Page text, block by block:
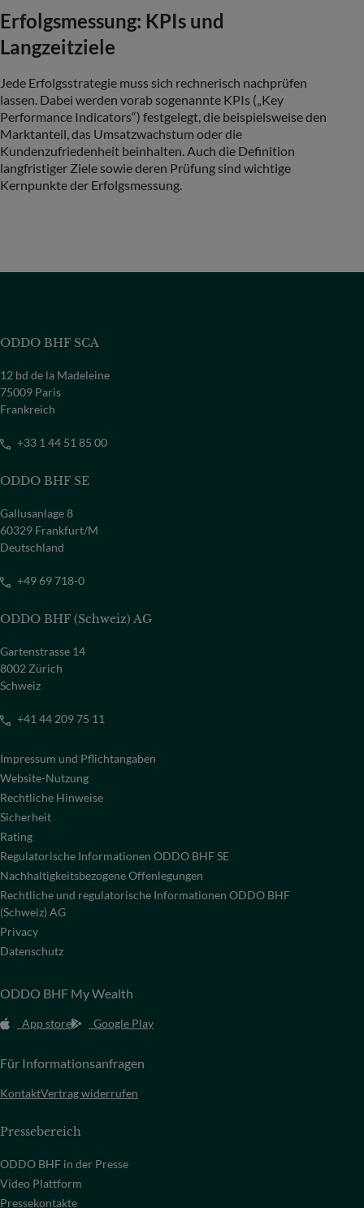
Erfolgsmessung: KPIs und
Langzeitziele
Jede Erfolgsstrategie muss sich rechnerisch nachprüfen
lassen. Dabei werden vorab sogenannte KPIs („Key
Performance Indicators“) festgelegt, die beispielsweise den
Marktanteil, das Umsatzwachstum oder die
Kundenzufriedenheit beinhalten. Auch die Definition
langfristiger Ziele sowie deren Prüfung sind wichtige
Kernpunkte der Erfolgsmessung.
ODDO BHF SCA
12 bd de la Madeleine
75009 Paris
Frankreich
+33 1 44 51 85 00
ODDO BHF SE
Gallusanlage 8
60329 Frankfurt/M
Deutschland
+49 69 718-0
ODDO BHF (Schweiz) AG
Gartenstrasse 14
8002 Zürich
Schweiz
+41 44 209 75 11
Impressum und Pflichtangaben
Website-Nutzung
Rechtliche Hinweise
Sicherheit
Rating
Regulatorische Informationen ODDO BHF SE
Nachhaltigkeitsbezogene Offenlegungen
Rechtliche und regulatorische Informationen ODDO BHF
(Schweiz) AG
Privacy
Datenschutz
ODDO BHF My Wealth
App store Google Play
Für Informationsanfragen
KontaktVertrag widerrufen
Pressebereich
ODDO BHF in der Presse
Video Plattform
Pressekontakte